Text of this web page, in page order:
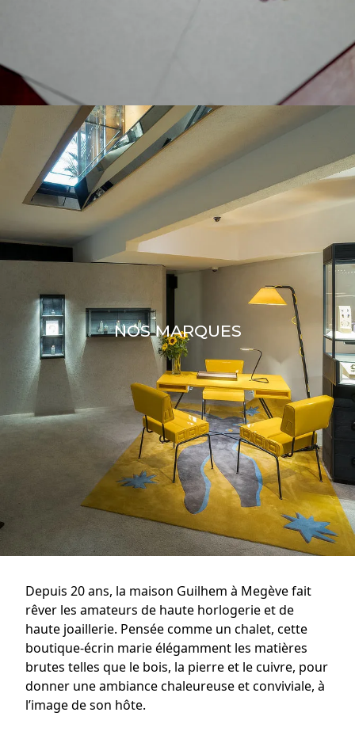
NOS MARQUES
Depuis 20 ans, la maison Guilhem à Megève fait
rêver les amateurs de haute horlogerie et de
haute joaillerie. Pensée comme un chalet, cette
boutique-écrin marie élégamment les matières
brutes telles que le bois, la pierre et le cuivre, pour
donner une ambiance chaleureuse et conviviale, à
l’image de son hôte.